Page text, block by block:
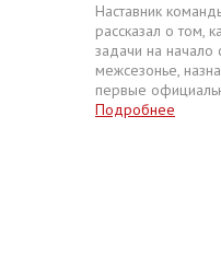
Наставник
рассказал о том,
задачи на начало
межсезонье,
первые
Подробнее